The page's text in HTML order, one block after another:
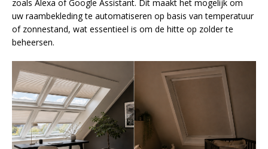
zoals Alexa of Google Assistant. Dit maakt het mogelijk om
uw raambekleding te automatiseren op basis van temperatuur
of zonnestand, wat essentieel is om de hitte op zolder te
beheersen.